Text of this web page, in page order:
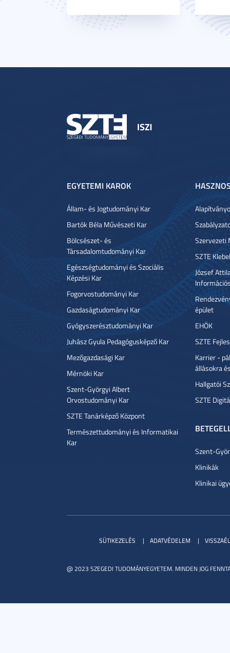
EGYETEMI KAROK
Állam- és Jogtudományi Kar
Bartók Béla Művészeti Kar
Bölcsészet- és
Társadalomtudományi Kar
Egészségtudományi és Szociális
Képzési Kar
Fogorvostudományi Kar
Gazdaságtudományi Kar
Gyógyszerésztudományi Kar
Juhász Gyula Pedagógusképző Kar
Mezőgazdasági Kar
Mérnöki Kar
Szent-Györgyi Albert
Orvostudományi Kar
SZTE Tanárképző Központ
Természettudományi és Informatikai
Kar
Szervezeti
SZTE
József
épület
EHÖK
SZTE
Karrier -
állásokra
Hallgatói
SZTE
Szent-
Klinikák
Klinikai
@ 2023 SZEGEDI TUDOMÁNYEGYETEM. MINDEN JOG
SÜTIKEZELÉS ADATVÉDELEM